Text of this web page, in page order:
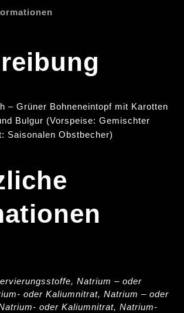
– Grüner Bohneneintopf mit Karotten
Bulgur (Vorspeise: Gemischter
Saisonalen Obstbecher)
Natrium – oder
oder Kaliumnitrat, Natrium – oder
oder Kaliumnitrat, Natrium-